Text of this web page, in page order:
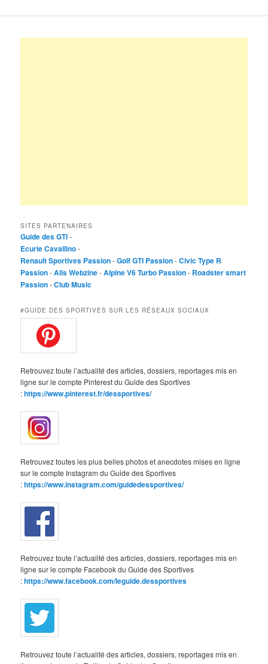
SITES PARTENAIRES
Guide des GTI-
Ecurie Cavallino-
Renault Sportives Passion-Golf GTI Passion-Civic Type R
Passion-Alis Webzine-Alpine V6 Turbo Passion- Roadster smart
Passion-Club Music
#GUIDE DES SPORTIVES SUR LES RÉSEAUX SOCIAUX
Retrouvez toute l’actualité des articles, dossiers, reportages mis en
ligne sur le compte Pinterest du Guide des Sportives
:https://www.pinterest.fr/dessportives/
Retrouvez toutes les plus belles photos et anecdotes mises en ligne
sur le compte Instagram du Guide des Sportives
:https://www.instagram.com/guidedessportives/
Retrouvez toute l’actualité des articles, dossiers, reportages mis en
ligne sur le compte Facebook du Guide des Sportives
:https://www.facebook.com/leguide.dessportives
Retrouvez toute l’actualité des articles, dossiers, reportages mis en